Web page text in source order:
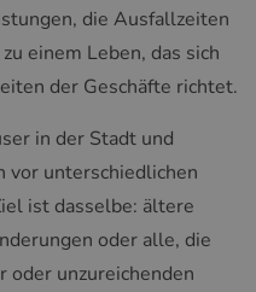
die Ausfallzeiten
einem Leben, das sich
der Geschäfte richtet.
in der Stadt und
vor unterschiedlichen
ist dasselbe: ältere
oder alle, die
oder unzureichenden